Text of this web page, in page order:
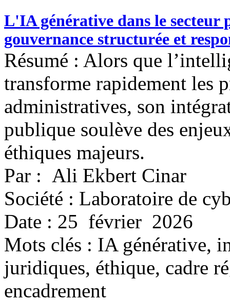
L'IA générative dans le secteur
gouvernance structurée et
Résumé : Alors que
transforme rapidement les
administratives, son
publique soulève des
éthiques majeurs.
Par : Ali Ekbert Cinar
Société : Laboratoire de
Date : 25 février 2026
Mots clés : IA générative,
juridiques, éthique, cadre
encadrement